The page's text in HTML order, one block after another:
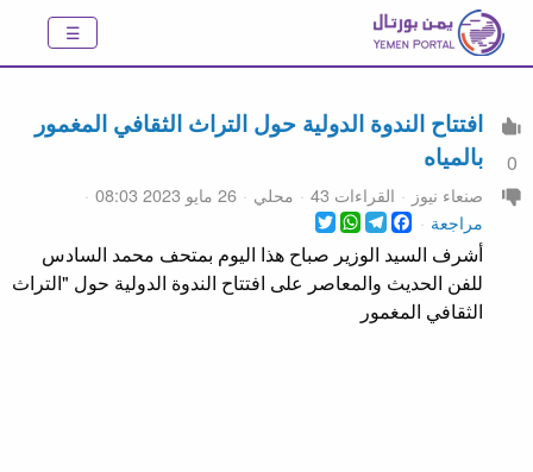
0
افتتاح الندوة الدولية حول التراث الثقافي المغمور
بالمياه
صنعاء نيوز القراءات 43 محلي
26 مايو 2023 08:03
مراجعة
Twitter
WhatsApp
Telegram
Facebook
أشرف السيد الوزير صباح هذا اليوم بمتحف محمد السادس
للفن الحديث والمعاصر على افتتاح الندوة الدولية حول "التراث
الثقافي المغمور